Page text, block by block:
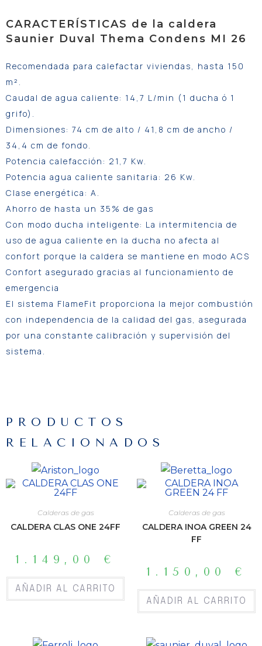
CARACTERÍSTICAS de la caldera
Saunier Duval Thema Condens MI 26
Recomendada para calefactar viviendas, hasta 150
m².
Caudal de agua caliente: 14,7 L/min (1 ducha ó 1
grifo).
Dimensiones: 74 cm de alto / 41,8 cm de ancho /
34,4 cm de fondo.
Potencia calefacción: 21,7 Kw.
Potencia agua caliente sanitaria: 26 Kw.
Clase energética: A.
Ahorro de hasta un 35% de gas
Con modo ducha inteligente: La intermitencia de
uso de agua caliente en la ducha no afecta al
confort porque la caldera se mantiene en modo ACS
Confort asegurado gracias al funcionamiento de
emergencia
El sistema FlameFit proporciona la mejor combustión
con independencia de la calidad del gas, asegurada
por una constante calibración y supervisión del
sistema.
PRODUCTOS
RELACIONADOS
Calderas de gas
CALDERA CLAS ONE 24FF
1.149,00 €
AÑADIR AL CARRITO
Calderas de gas
CALDERA INOA GREEN 24
FF
1.150,00 €
AÑADIR AL CARRITO